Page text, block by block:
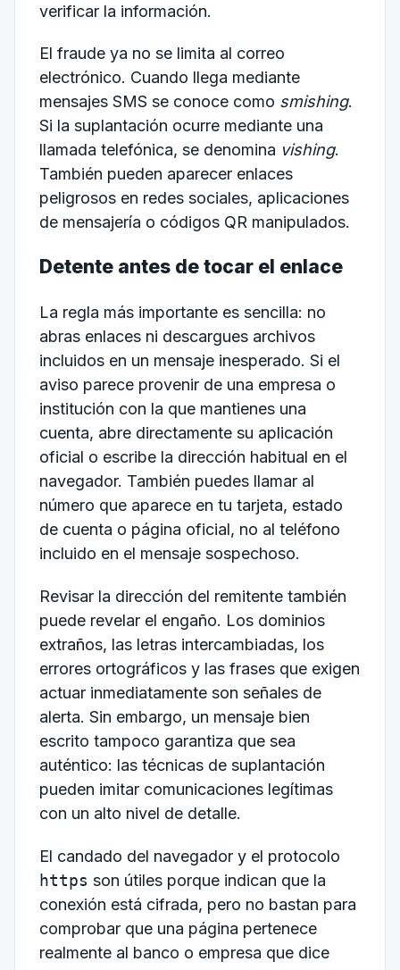
verificar la información.
El fraude ya no se limita al correo
electrónico. Cuando llega mediante
mensajes SMS se conoce como smishing.
Si la suplantación ocurre mediante una
llamada telefónica, se denomina vishing.
También pueden aparecer enlaces
peligrosos en redes sociales, aplicaciones
de mensajería o códigos QR manipulados.
Detente antes de tocar el enlace
La regla más importante es sencilla: no
abras enlaces ni descargues archivos
incluidos en un mensaje inesperado. Si el
aviso parece provenir de una empresa o
institución con la que mantienes una
cuenta, abre directamente su aplicación
oficial o escribe la dirección habitual en el
navegador. También puedes llamar al
número que aparece en tu tarjeta, estado
de cuenta o página oficial, no al teléfono
incluido en el mensaje sospechoso.
Revisar la dirección del remitente también
puede revelar el engaño. Los dominios
extraños, las letras intercambiadas, los
errores ortográficos y las frases que exigen
actuar inmediatamente son señales de
alerta. Sin embargo, un mensaje bien
escrito tampoco garantiza que sea
auténtico: las técnicas de suplantación
pueden imitar comunicaciones legítimas
con un alto nivel de detalle.
El candado del navegador y el protocolo
https son útiles porque indican que la
conexión está cifrada, pero no bastan para
comprobar que una página pertenece
realmente al banco o empresa que dice